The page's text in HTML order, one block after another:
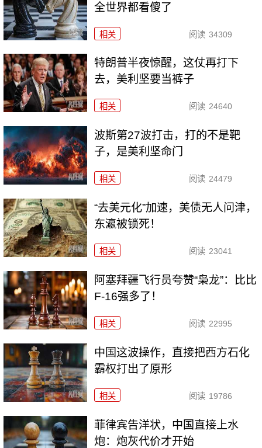
全世界都看傻了
相关 阅读 34309
特朗普半夜惊醒，这仗再打下
去，美利坚要当裤子
相关 阅读 24640
波斯第27波打击，打的不是靶
子，是美利坚命门
相关 阅读 24479
“去美元化”加速，美债无人问津，
东瀛被锁死！
相关 阅读 23041
阿塞拜疆飞行员夸赞“枭龙”：比比
F-16强多了！
相关 阅读 22995
中国这波操作，直接把西方石化
霸权打出了原形
相关 阅读 19786
菲律宾告洋状，中国直接上水
炮：炮灰代价才开始